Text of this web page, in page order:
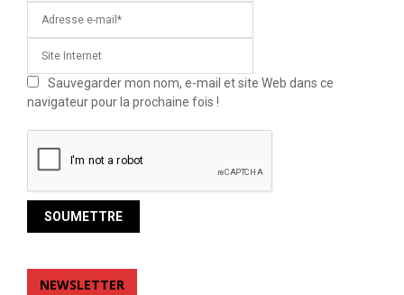
Sauvegarder mon nom, e-mail et site Web dans ce
navigateur pour la prochaine fois !
NEWSLETTER